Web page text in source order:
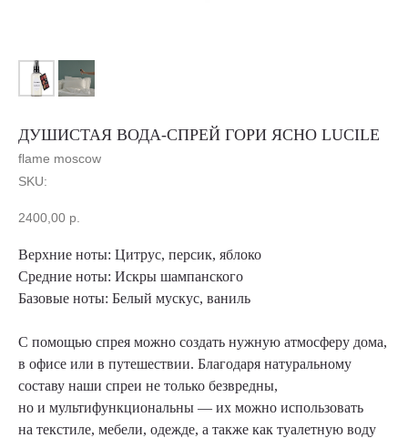
ДУШИСТАЯ ВОДА-СПРЕЙ ГОРИ ЯСНО LUCILE
flame moscow
SKU:
2400,00 р.
Верхние ноты: Цитрус, персик, яблоко
Средние ноты: Искры шампанского
Базовые ноты: Белый мускуc, ваниль
С помощью спрея можно создать нужную атмосферу дома,
в офисе или в путешествии. Благодаря натуральному
составу наши спреи не только безвредны,
но и мультифункциональны — их можно использовать
на текстиле, мебели, одежде, а также как туалетную воду